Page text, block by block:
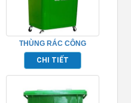
THÙNG RÁC CÔNG
NGHIỆP 60 LÍT
CHI TIẾT